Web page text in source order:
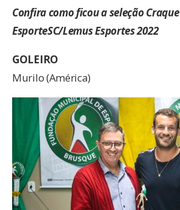
Confira como ficou a seleção Craque
EsporteSC/Lemus Esportes 2022
GOLEIRO
Murilo (América)